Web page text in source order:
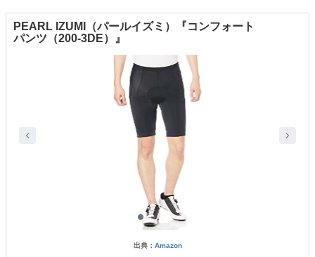
PEARL IZUMI（パールイズミ）『コンフォート
パンツ（200-3DE）』
出典： Amazon